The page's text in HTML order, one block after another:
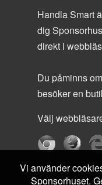
Handla Smart
dig
direkt i
Du påminns
besöker en
Välj
Vi använder
Sponsorhuset.